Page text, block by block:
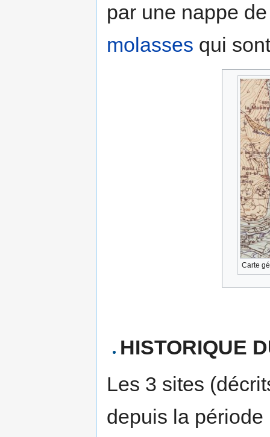
par une nappe
molasses qui
Carte
HISTORIQUE
Les 3 sites
depuis la